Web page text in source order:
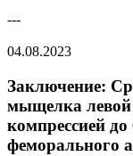
---
04.08.2023
Заключение:
мыщелка левой
компрессией
феморального